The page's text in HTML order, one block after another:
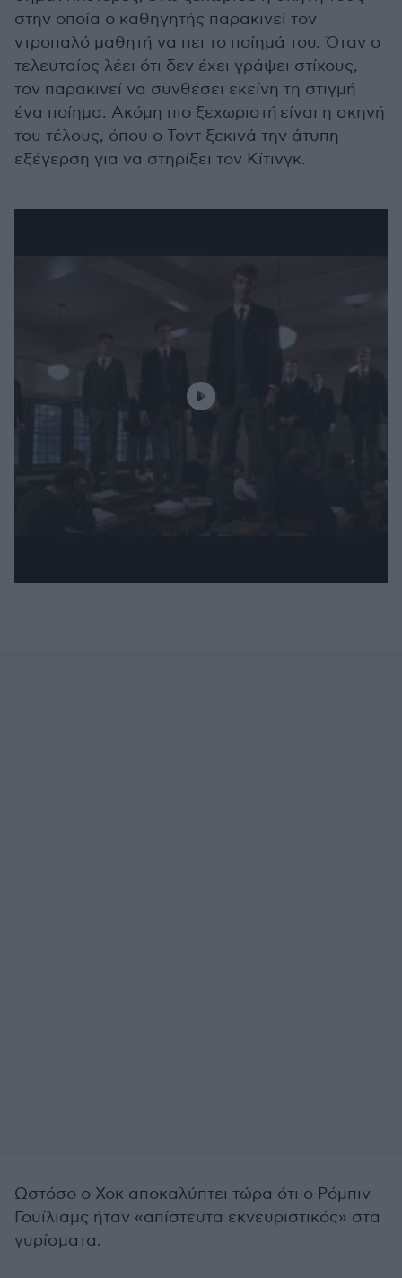
στην οποία ο καθηγητής παρακινεί τον
ντροπαλό μαθητή να πει το ποίημά του. Όταν ο
τελευταίος λέει ότι δεν έχει γράψει στίχους,
τον παρακινεί να συνθέσει εκείνη τη στιγμή
ένα ποίημα. Ακόμη πιο ξεχωριστή είναι η σκηνή
του τέλους, όπου ο Τοντ ξεκινά την άτυπη
εξέγερση για να στηρίξει τον Κίτινγκ.
Ωστόσο ο Χοκ αποκαλύπτει τώρα ότι ο Ρόμπιν
Γουίλιαμς ήταν «απίστευτα εκνευριστικός» στα
γυρίσματα.